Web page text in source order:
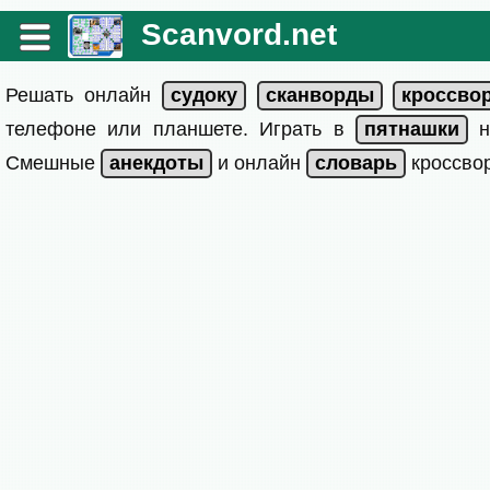
Scanvord.net
Решать онлайн
телефоне или планшете. Играть в
Смешные
и онлайн